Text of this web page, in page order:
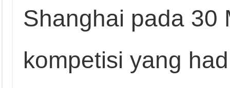
Shanghai pada 30
kompetisi yang